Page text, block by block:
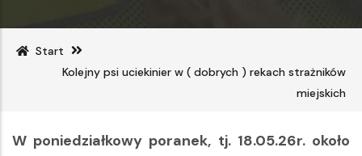
Start
Kolejny psi uciekinier w ( dobrych ) rekach strażników
miejskich
W poniedziałkowy poranek, tj. 18.05.26r. około